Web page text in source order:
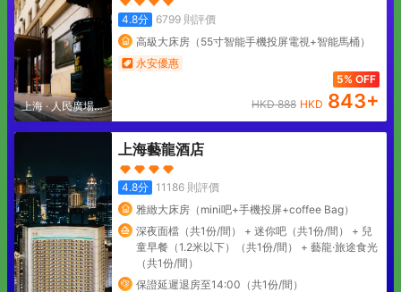
上海·人民廣場地
區
4.8分 6799則評價
高級大床房（55寸智能手機投屏電視+智能馬桶）
永安優惠
5% OFF
HKD888 HKD 843+
上海藝龍酒店
4.8分 11186則評價
雅緻大床房（mini吧+手機投屏+coffee Bag）
深夜面檔（共1份/間） + 迷你吧（共1份/間） + 兒
童早餐（1.2米以下）（共1份/間） + 藝龍·旅途食光
（共1份/間）
保證延遲退房至14:00（共1份/間）